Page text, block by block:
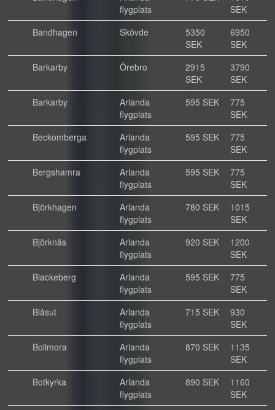
flygplats
SEK
Bandhagen
Skövde
5350
SEK
6950
SEK
Barkarby
Örebro
2915
SEK
3790
SEK
Barkarby
Arlanda
flygplats
595 SEK
775
SEK
Beckomberga
Arlanda
flygplats
595 SEK
775
SEK
Bergshamra
Arlanda
flygplats
595 SEK
775
SEK
Björkhagen
Arlanda
flygplats
780 SEK
1015
SEK
Björknäs
Arlanda
flygplats
920 SEK
1200
SEK
Blackeberg
Arlanda
flygplats
595 SEK
775
SEK
Blåsut
Arlanda
flygplats
715 SEK
930
SEK
Bollmora
Arlanda
flygplats
870 SEK
1135
SEK
Botkyrka
Arlanda
flygplats
890 SEK
1160
SEK